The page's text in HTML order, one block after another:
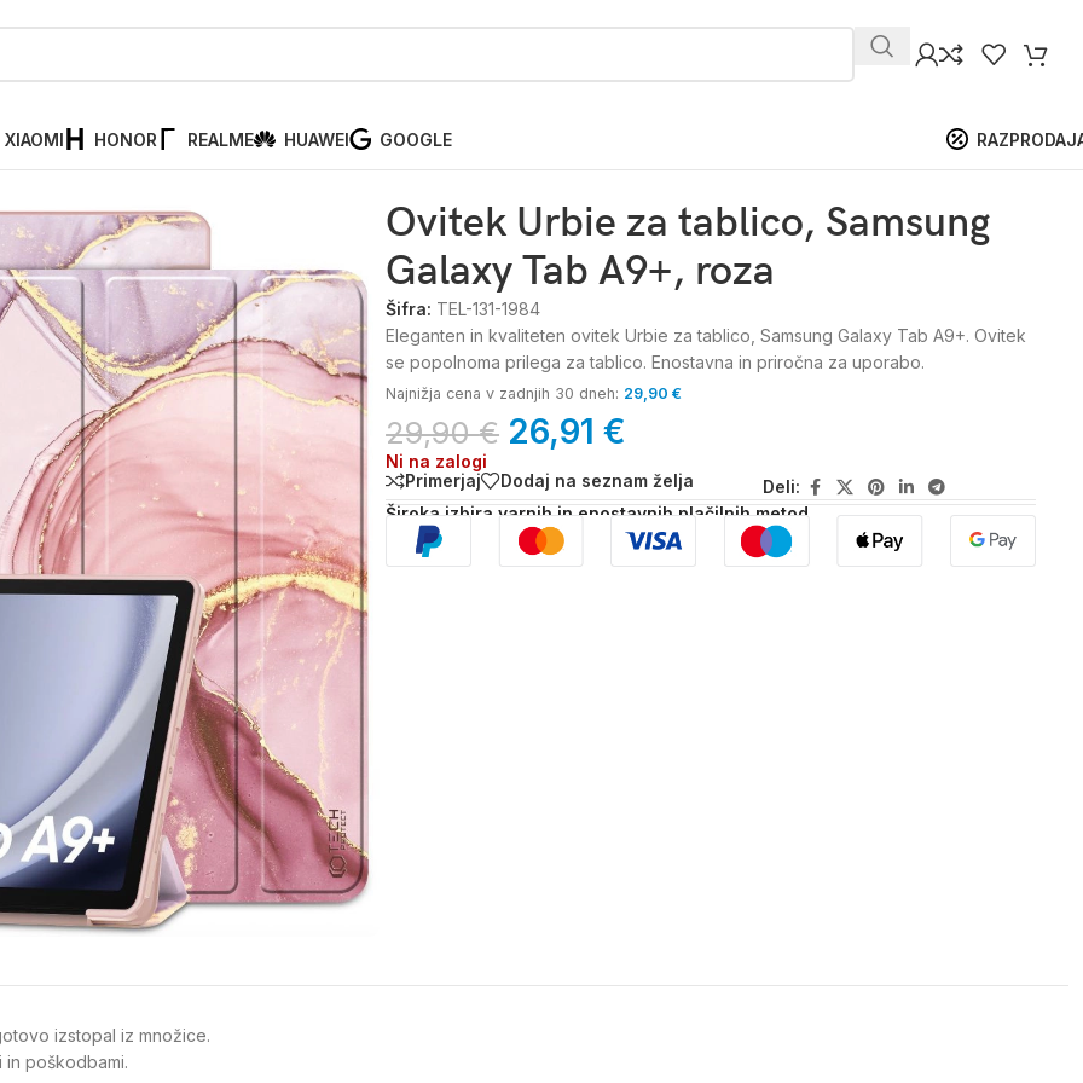
XIAOMI HONOR REALME HUAWEI GOOGLE
za tablico, Samsung Galaxy Tab A9+, roza
Ovitek Urbie za tablico, Samsung
Galaxy Tab A9+, roza
Šifra: TEL-131-1984
Eleganten in kvaliteten ovitek Urbie za tablico, Samsung Galaxy Tab A9+. Ovitek
se popolnoma prilega za tablico. Enostavna in priročna za uporabo.
Najnižja cena v zadnjih 30 dneh: 29,90€
29,90€ 26,91€
Ni na zalogi
Primerjaj
Dodaj na seznam želja
Deli:
Široka izbira varnih in enostavnih plačilnih metod
izstopal iz množice.
poškodbami.